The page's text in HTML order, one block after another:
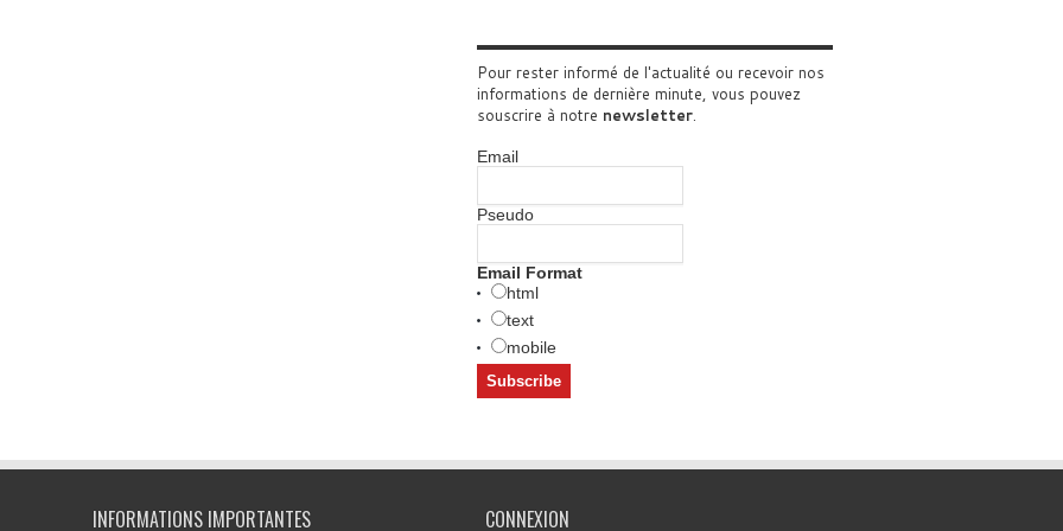
Pour rester informé de l'actualité ou recevoir nos
informations de dernière minute, vous pouvez
souscrire à notre newsletter.
Email
Pseudo
Email Format
html
text
mobile
INFORMATIONS IMPORTANTES CONNEXION